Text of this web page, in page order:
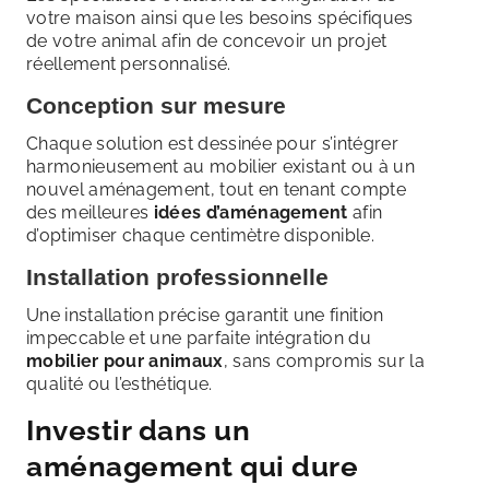
votre maison ainsi que les besoins spécifiques
de votre animal afin de concevoir un projet
réellement personnalisé.
Conception sur mesure
Chaque solution est dessinée pour s’intégrer
harmonieusement au mobilier existant ou à un
nouvel aménagement, tout en tenant compte
des meilleures idées d’aménagement afin
d’optimiser chaque centimètre disponible.
Installation professionnelle
Une installation précise garantit une finition
impeccable et une parfaite intégration du
mobilier pour animaux, sans compromis sur la
qualité ou l’esthétique.
Investir dans un
aménagement qui dure